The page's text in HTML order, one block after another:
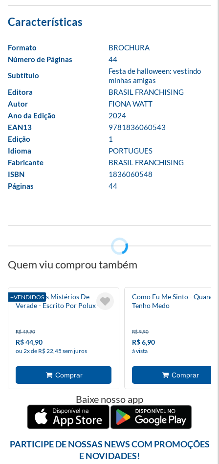
Formato
BROCHURA
Número de Páginas
44
Subtítulo
Festa de halloween: vestindo
minhas amigas
Editora
BRASIL FRANCHISING
Autor
FIONA WATT
Ano da Edição
2024
EAN13
9781836060543
Edição
1
Idioma
PORTUGUES
Fabricante
BRASIL FRANCHISING
ISBN
1836060548
Páginas
44
Quem viu comprou também
+VENDIDOS
Diário Dos Mistérios De
Verade - Escrito Por Polux -
R$ 49,90
R$ 44,90
ou 2x de R$ 22,45 sem juros
Como Eu Me Sinto - Quando
Tenho Medo
R$ 9,90
R$ 6,90
à vista
Baixe nosso app
PARTICIPE DE NOSSAS NEWS COM PROMOÇÕES
E NOVIDADES!